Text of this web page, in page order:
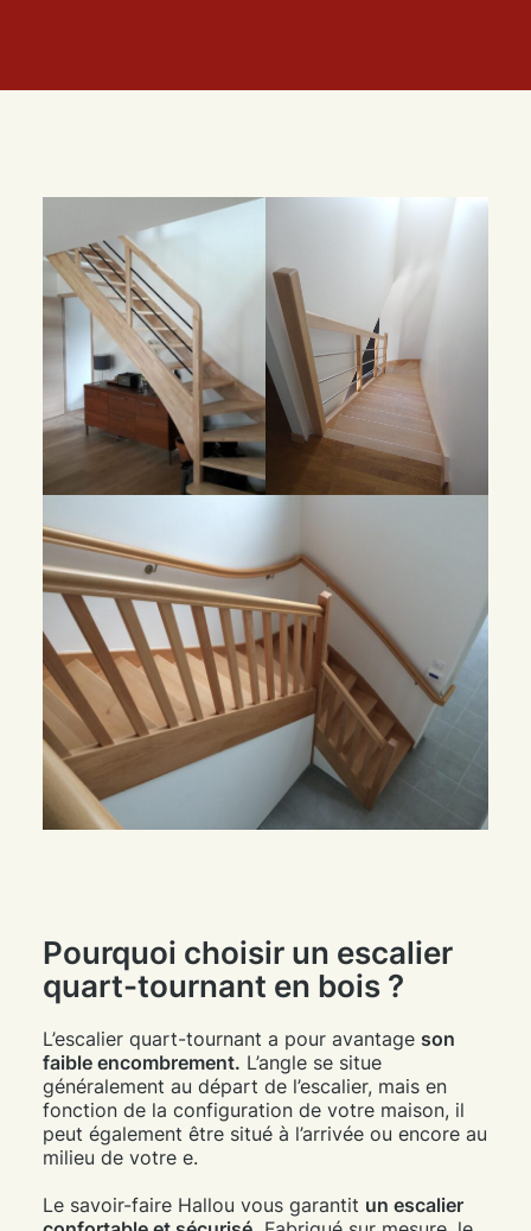
Pourquoi choisir un escalier
quart-tournant en bois ?
L’escalier quart-tournant a pour avantage son
faible encombrement. L’angle se situe
généralement au départ de l’escalier, mais en
fonction de la configuration de votre maison, il
peut également être situé à l’arrivée ou encore au
milieu de votre e.
Le savoir-faire Hallou vous garantit un escalier